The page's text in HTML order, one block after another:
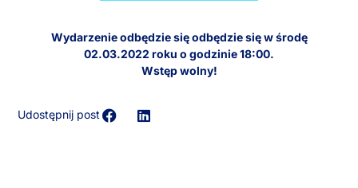
Wydarzenie odbędzie się odbędzie się w środę
02.03.2022 roku o godzinie 18:00.
Wstęp wolny!
Udostępnij post